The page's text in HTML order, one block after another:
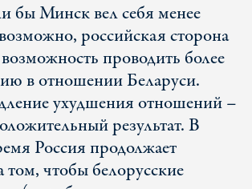
бы Минск вел себя менее
российская сторона
проводить более
в отношении Беларуси.
ухудшения отношений –
результат. В
Россия продолжает
том, чтобы белорусские